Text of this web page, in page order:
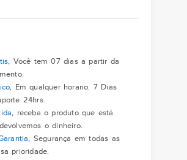
, Você tem 07 dias a partir da
, Em qualquer horario. 7 Dias
24hrs.
, receba o produto que está
o dinheiro.
, Segurança em todas as
prioridade.